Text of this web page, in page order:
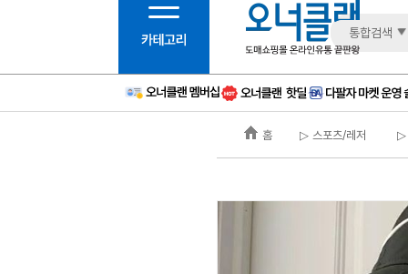
6등급
15등급
16등급
통합검색
홈 ▷ 스포츠/레저 ▷